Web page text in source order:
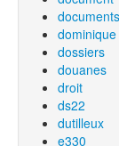
documents
dominique
dossiers
douanes
droit
ds22
dutilleux
e330